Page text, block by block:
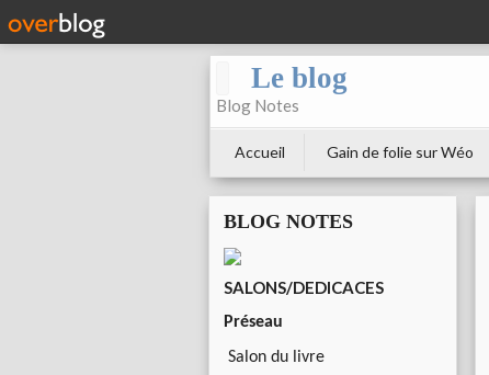
Le blog
Blog Notes
Accueil Gain de folie sur Wéo
BLOG NOTES
SALONS/DEDICACES
Préseau
Salon du livre